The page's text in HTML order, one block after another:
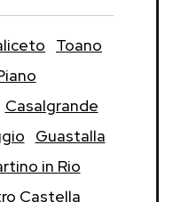
Toano
Casalgrande
Guastalla
in Rio
Castella